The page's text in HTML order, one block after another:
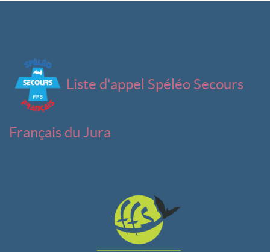
Liste d'appel Spéléo Secours
Français du Jura